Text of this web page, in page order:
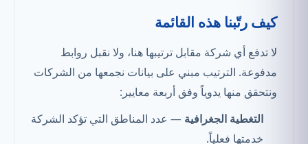
كيف رتّبنا هذه القائمة
لا تدفع أي شركة مقابل ترتيبها هنا، ولا نقبل روابط
مدفوعة. الترتيب مبني على بيانات نجمعها من الشركات
ونتحقق منها يدوياً وفق أربعة معايير:
التغطية الجغرافية — عدد المناطق التي تؤكد الشركة
خدمتها فعلياً.